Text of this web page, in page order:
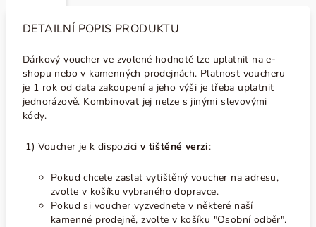
DETAILNÍ POPIS PRODUKTU
Dárkový voucher ve zvolené hodnotě lze uplatnit na e-
shopu nebo v kamenných prodejnách. Platnost voucheru
je 1 rok od data zakoupení a jeho výši je třeba uplatnit
jednorázově. Kombinovat jej nelze s jinými slevovými
kódy.
1) Voucher je k dispozici v tištěné verzi:
Pokud chcete zaslat vytištěný voucher na adresu,
zvolte v košíku vybraného dopravce.
Pokud si voucher vyzvednete v některé naší
kamenné prodejně, zvolte v košíku "Osobní odběr".